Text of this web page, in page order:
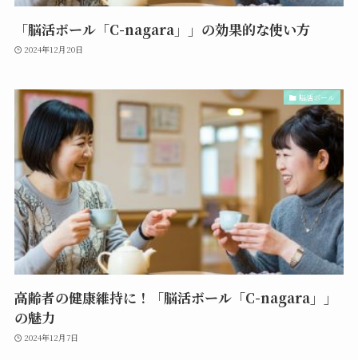
「脳活ボール「C-nagara」」の効果的な使い方
2024年12月20日
脳活ボール
高齢者の健康維持に！「脳活ボール「C-nagara」」
の魅力
2024年12月7日